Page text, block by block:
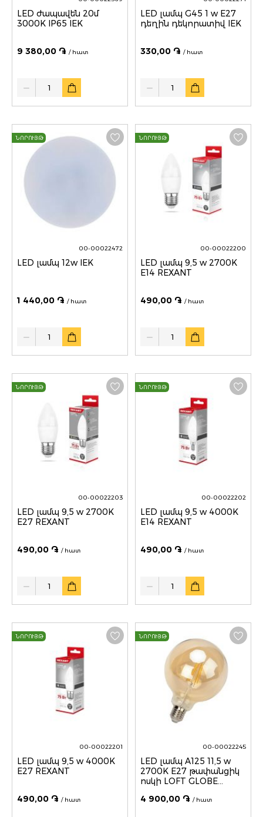
LED ժապավեն 20մ
3000K IP65 IEK
9 380,00 ֏ / հատ
Quantity
LED լամպ G45 1 w E27
դեղին դեկորատիվ IEK
330,00 ֏ / հատ
Quantity
ՆՈՐՈՒՅԹ
00-00022472
LED լամպ 12w IEK
1 440,00 ֏ / հատ
Quantity
ՆՈՐՈՒՅԹ
00-00022200
LED լամպ 9,5 w 2700K
E14 REXANT
490,00 ֏ / հատ
Quantity
ՆՈՐՈՒՅԹ
00-00022203
LED լամպ 9,5 w 2700K
E27 REXANT
490,00 ֏ / հատ
Quantity
ՆՈՐՈՒՅԹ
00-00022202
LED լամպ 9,5 w 4000K
E14 REXANT
490,00 ֏ / հատ
Quantity
ՆՈՐՈՒՅԹ
00-00022201
LED լամպ 9,5 w 4000K
E27 REXANT
490,00 ֏ / հատ
ՆՈՐՈՒՅԹ
00-00022245
LED լամպ A125 11,5 w
2700K E27 թափանցիկ
ոսկի LOFT GLOBE
4 900,00 ֏ / հատ